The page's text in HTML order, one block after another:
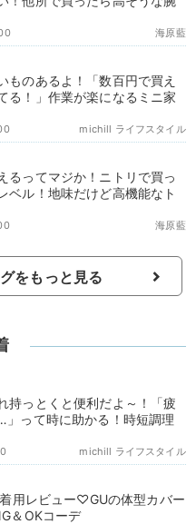
海原藍
ものあるよ！「数百円で買え
る！」作業が楽になるミニ家
michill ライフスタイル
るってマジか！ニトリで買っ
ベル！地味だけど高機能なト
海原藍
をもっと見る
持っとくと便利だよ～！「疲
」って時に助かる！時短調理
michill ライフスタイル
用レビュー♡GUの体型カバー
＆OKコーデ